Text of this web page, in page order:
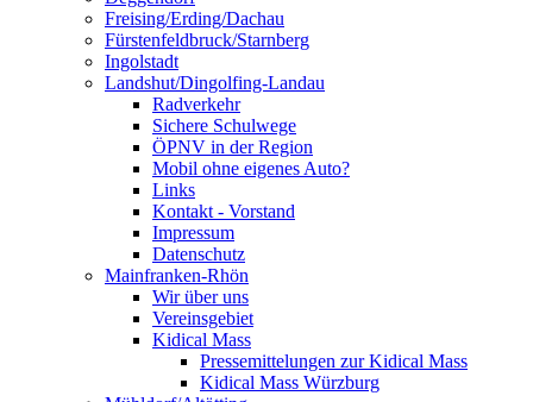
Freising/Erding/Dachau
Fürstenfeldbruck/Starnberg
Ingolstadt
Landshut/Dingolfing-Landau
Radverkehr
Sichere Schulwege
ÖPNV in der Region
Mobil ohne eigenes Auto?
Links
Kontakt - Vorstand
Impressum
Datenschutz
Mainfranken-Rhön
Wir über uns
Vereinsgebiet
Kidical Mass
Pressemittelungen zur Kidical Mass
Kidical Mass Würzburg